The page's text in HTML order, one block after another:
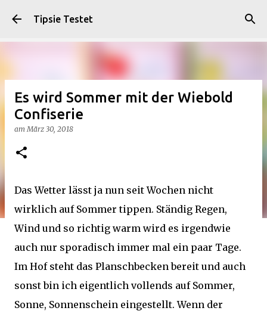
Direkt zum Hauptbereich
Tipsie Testet
Es wird Sommer mit der Wiebold
Confiserie
amMärz 30, 2018
Das Wetter lässt ja nun seit Wochen nicht
wirklich auf Sommer tippen. Ständig Regen,
Wind und so richtig warm wird es irgendwie
auch nur sporadisch immer mal ein paar Tage.
Im Hof steht das Planschbecken bereit und auch
sonst bin ich eigentlich vollends auf Sommer,
Sonne, Sonnenschein eingestellt. Wenn der